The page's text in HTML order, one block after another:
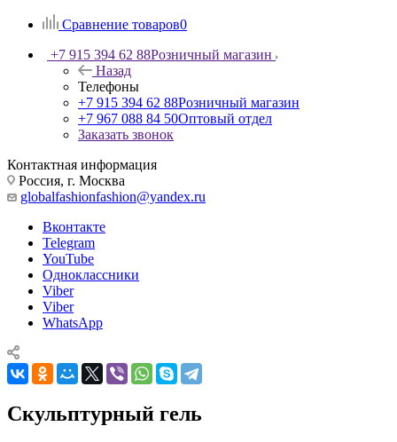
Сравнение товаров0
+7 915 394 62 88Розничный магазин
Назад
Телефоны
+7 915 394 62 88Розничный магазин
+7 967 088 84 50Оптовый отдел
Заказать звонок
Контактная информация
Россия, г. Москва
globalfashionfashion@yandex.ru
Вконтакте
Telegram
YouTube
Одноклассники
Viber
Viber
WhatsApp
Скульптурный гель